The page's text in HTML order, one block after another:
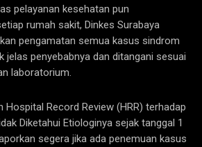
pelayanan kesehatan pun
rumah sakit, Dinkes Surabaya
pengamatan semua kasus sindrom
jelas penyebabnya dan ditangani sesuai
laboratorium.
Hospital Record Review (HRR) terhadap
Diketahui Etiologinya sejak tanggal 1
segera jika ada penemuan kasus